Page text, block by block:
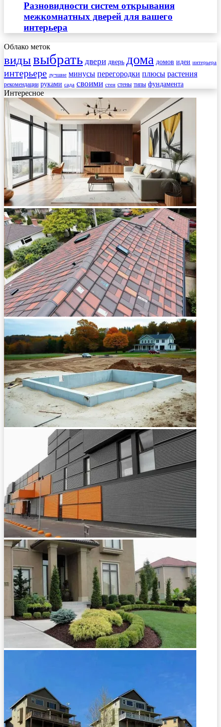
Разновидности систем открывания
межкомнатных дверей для вашего
интерьера
Облако меток
видывыбрать двери дверь дома домов идеи интерьера
интерьере лучшие минусы перегородки плюсы растения
рекомендации руками сада своими стен стены типы фундамента
Интересное